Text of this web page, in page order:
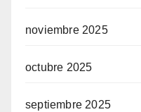
noviembre 2025
octubre 2025
septiembre 2025